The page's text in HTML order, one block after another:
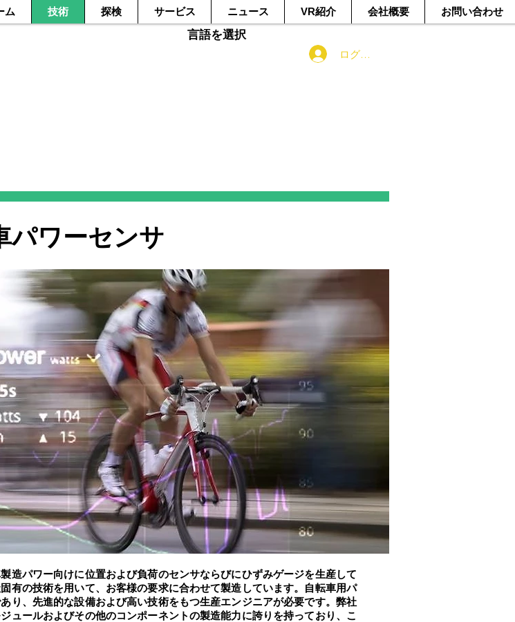
ム 技術 探検 サービス ニュース VR紹介 会社概要 お問い合わせ
言語を選択
ログイン
パワーセンサ
造パワー向けに位置および負荷のセンサならびにひずみゲージを生産して
有の技術を用いて、お客様の要求に合わせて製造しています。自転車用パ
り、先進的な設備および高い技術をもつ生産エンジニアが必要です。弊社
ュールおよびその他のコンポーネントの製造能力に誇りを持っており、こ